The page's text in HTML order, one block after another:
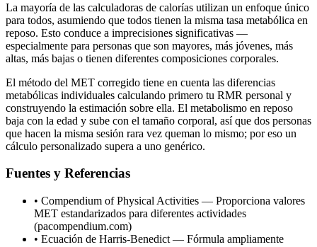
La mayoría de las calculadoras de calorías utilizan un enfoque único
para todos, asumiendo que todos tienen la misma tasa metabólica en
reposo. Esto conduce a imprecisiones significativas —
especialmente para personas que son mayores, más jóvenes, más
altas, más bajas o tienen diferentes composiciones corporales.
El método del MET corregido tiene en cuenta las diferencias
metabólicas individuales calculando primero tu RMR personal y
construyendo la estimación sobre ella. El metabolismo en reposo
baja con la edad y sube con el tamaño corporal, así que dos personas
que hacen la misma sesión rara vez queman lo mismo; por eso un
cálculo personalizado supera a uno genérico.
Fuentes y Referencias
• Compendium of Physical Activities — Proporciona valores
MET estandarizados para diferentes actividades
(pacompendium.com)
• Ecuación de Harris-Benedict — Fórmula ampliamente